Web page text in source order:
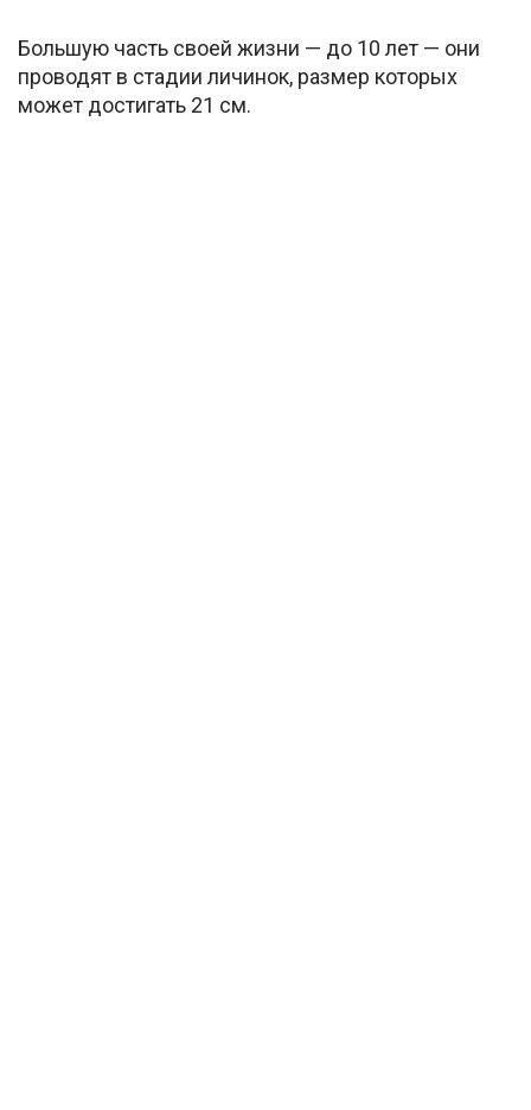
Большую часть своей жизни — до 10 лет — они
проводят в стадии личинок, размер которых
может достигать 21 см.